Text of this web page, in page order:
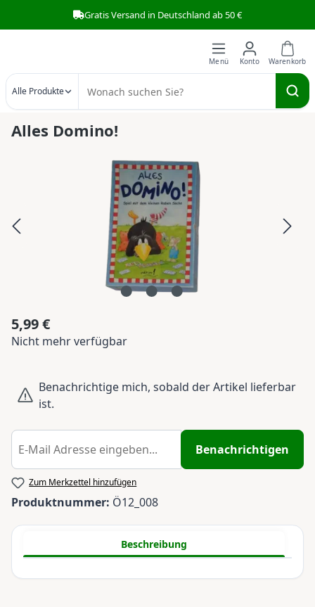
Zum Hauptinhalt springenGratis Versand in Deutschland ab 50 €
Alle Produkte
Alles Domino!
Regulärer Preis:
5,99 €
Nicht mehr verfügbar
Benachrichtige mich, sobald der Artikel lieferbar
ist.
Benachrichtigen
Zum Merkzettel hinzufügen
Produktnummer: Ö12_008
Beschreibung